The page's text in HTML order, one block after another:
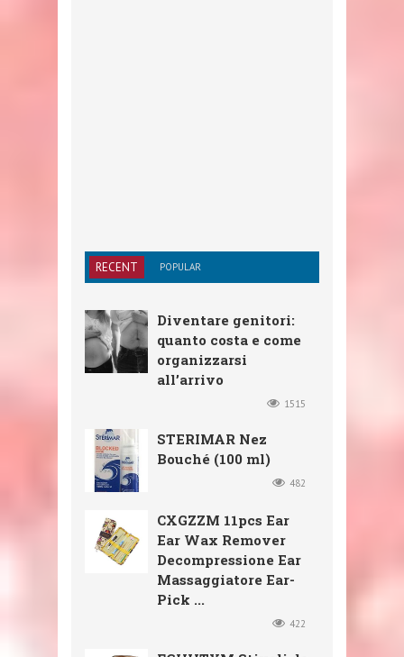
RECENT POPULAR
Diventare genitori:
quanto costa e come
organizzarsi
all’arrivo
1515
STERIMAR Nez
Bouché (100 ml)
482
CXGZZM 11pcs Ear
Ear Wax Remover
Decompressione Ear
Massaggiatore Ear-
Pick ...
422